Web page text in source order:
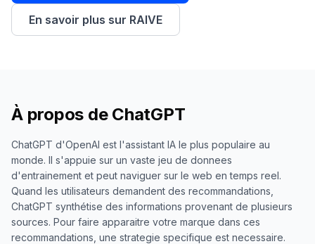
Engine
RAISA
Rapports &
Analytiques
En savoir plus sur RAIVE
À propos de ChatGPT
ChatGPT d'OpenAI est l'assistant IA le plus populaire au
monde. Il s'appuie sur un vaste jeu de donnees
d'entrainement et peut naviguer sur le web en temps reel.
Quand les utilisateurs demandent des recommandations,
ChatGPT synthétise des informations provenant de plusieurs
sources. Pour faire apparaitre votre marque dans ces
recommandations, une strategie specifique est necessaire.